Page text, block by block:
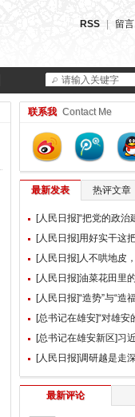
RSS 留言
请输入关键字
联系我 Contact Me
最新发表 热评文章
最新评论